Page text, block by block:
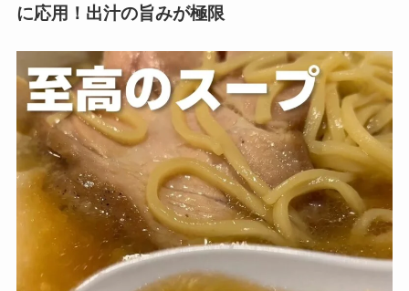
に応用！出汁の旨みが極限